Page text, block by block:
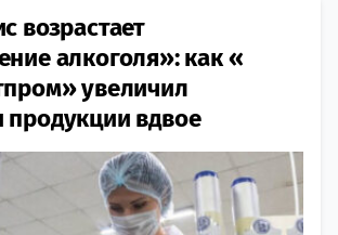
возрастает
алкоголя»: как «​
увеличил
вдвое